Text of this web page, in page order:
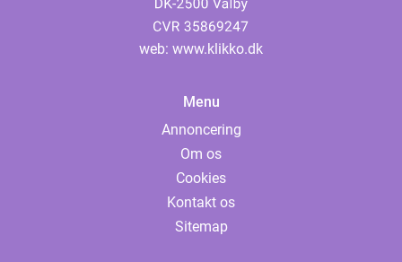
web: www.klikko.dk
Menu
Annoncering
Om os
Cookies
Kontakt os
Sitemap